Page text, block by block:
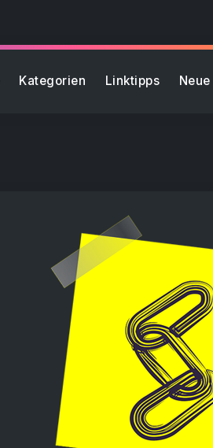
Kategorien Linktipps